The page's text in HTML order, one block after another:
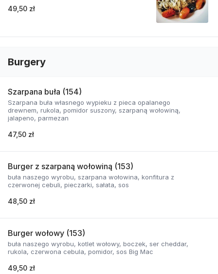
49,50 zł
Burgery
Szarpana buła (154)
Szarpana buła własnego wypieku z pieca opalanego
drewnem, rukola, pomidor suszony, szarpaną wołowiną,
jalapeno, parmezan
47,50 zł
Burger z szarpaną wołowiną (153)
buła naszego wyrobu, szarpana wołowina, konfitura z
czerwonej cebuli, pieczarki, sałata, sos
48,50 zł
Burger wołowy (153)
buła naszego wyrobu, kotlet wołowy, boczek, ser cheddar,
rukola, czerwona cebula, pomidor, sos Big Mac
49,50 zł